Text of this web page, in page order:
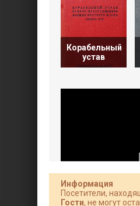
Корабельный
устав
Информация
Посетители,
Гости, не могут